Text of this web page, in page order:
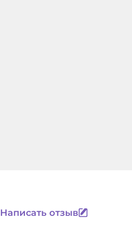
Написать отзыв